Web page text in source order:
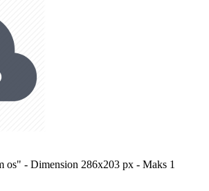
os" - Dimension 286x203 px - Maks 1